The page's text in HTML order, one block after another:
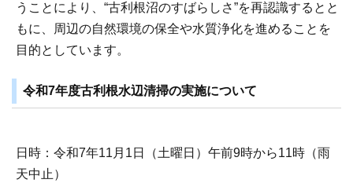
うことにより、“古利根沼のすばらしさ”を再認識するとと
もに、周辺の自然環境の保全や水質浄化を進めることを
目的としています。
令和7年度古利根水辺清掃の実施について
日時：令和7年11月1日（土曜日）午前9時から11時（雨
天中止）